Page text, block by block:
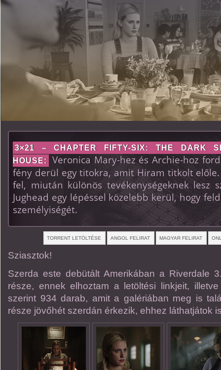
3×21 – CHAPTER FIFTY-SIX: THE DARK
HOUSE:
Veronica Mary-hez és Archie-hoz
fény derül egy titokra, amit Hiram titkolt
fel, miután különös tevékenységeknek lesz
Jughead egy lépéssel közelebb kerül, hogy
személyiségét.
TORRENT LETÖLTÉSE ANGOL FELIRAT MAGYAR FELIRAT
Sziasztok!
Szerda este debütált Amerikában a Riverdale
része, ennek elhoztam a letöltési linkjeit,
szerint 934 darab, amit a galériában meg is
része jövőhét szerdán érkezik, ehhez láthatjátok